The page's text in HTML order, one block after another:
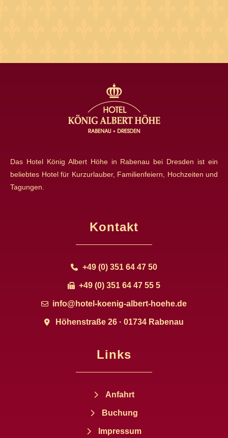
Das Hotel König Albert Höhe in Rabenau bei Dresden ist ein
beliebtes Hotel für Kurzurlauber, Familienfeiern, Hochzeiten und
Tagungen.
Kontakt
+49 (0) 351 64 47 50
+49 (0) 351 64 47 55 5
info@hotel-koenig-albert-hoehe.de
Höhenstraße 26 · 01734 Rabenau
Links
Anfahrt
Buchung
Impressum